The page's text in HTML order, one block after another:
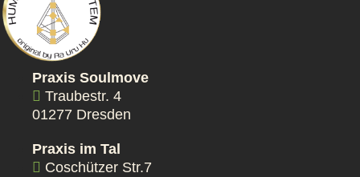
Praxis Soulmove
Traubestr. 4
01277 Dresden
Praxis im Tal
Coschützer Str.7